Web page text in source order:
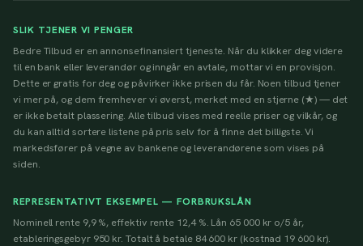
SLIK TJENER VI PENGER
Bedre Tilbud er en annonsefinansiert tjeneste. Når du klikker deg videre
til en bank eller leverandør og inngår en avtale, mottar vi en provisjon.
Dette er gratis for deg og påvirker ikke prisen du får. Noen tilbud tjener
vi mer på, og dem fremhever vi øverst, merket med en stjerne (★) — det
er ikke betalt plassering. Alle tilbud vises med reelle priser og vilkår, og
du kan alltid sortere listene på pris selv for å finne det billigste. Vi
markedsfører på vegne av bankene og leverandørene som vises på
siden.
REPRESENTATIVT EKSEMPEL — FORBRUKSLÅN
Nominell rente 9,9 %, effektiv rente 12,4 %. Lån 65 000 kr o/5 år,
etableringsgebyr 950 kr. Totalt å betale 84 600 kr (kostnad 19 600 kr).